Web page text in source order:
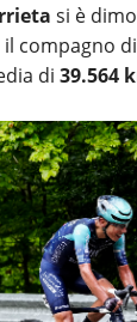
si è
compagno
di 39.564